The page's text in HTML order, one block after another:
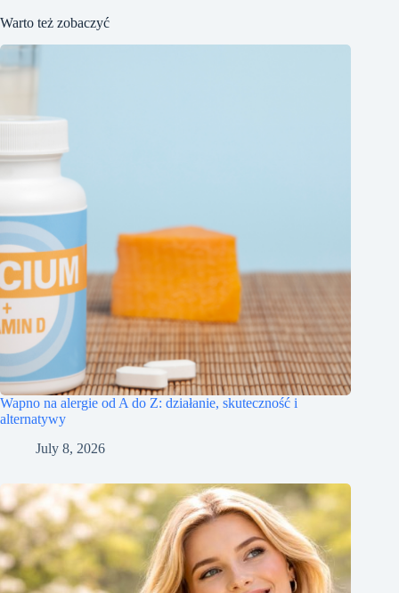
Warto też zobaczyć
Wapno na alergie od A do Z: działanie, skuteczność i
alternatywy
July 8, 2026